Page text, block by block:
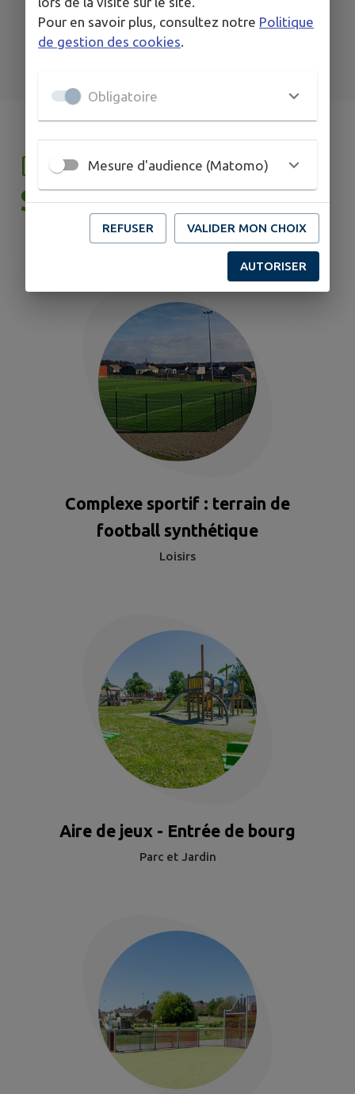
TOUS LES ÉVÉNEMENTS
DÉCOUVRIRCOULANS-
SUR-GÉE
Complexe sportif : terrain de
football synthétique
Loisirs
Aire de jeux - Entrée de bourg
Parc et Jardin
Pour en savoir plus, consultez notre Politique
de gestion des cookies.
Obligatoire
Mesure d'audience (Matomo)
REFUSER VALIDER MON CHOIX
AUTORISER